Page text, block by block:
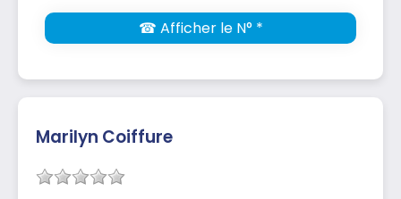
☎ Afficher le N° *
Marilyn Coiffure